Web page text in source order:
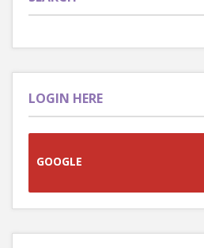
LOGIN HERE
GOOGLE